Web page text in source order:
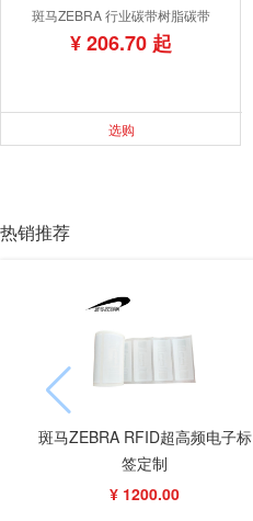
斑马ZEBRA 行业碳带树脂碳带
¥ 206.70 起
选购
热销推荐
斑马ZEBRA RFID超高频电子标
签定制
¥ 1200.00